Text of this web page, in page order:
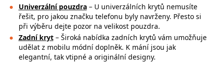
Univerzální pouzdra – U univerzálních krytů nemusíte
řešit, pro jakou značku telefonu byly navrženy. Přesto si
při výběru dejte pozor na velikost pouzdra.
Zadní kryt– Široká nabídka zadních krytů vám umožňuje
udělat z mobilu módní doplněk. K mání jsou jak
elegantní, tak vtipné a originální designy.